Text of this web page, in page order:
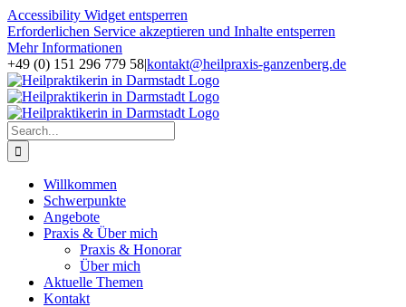
Accessibility Widget entsperren
Erforderlichen Service akzeptieren und Inhalte entsperren
Mehr Informationen
Skip
to
content
+49 (0) 151 296 779 58|kontakt@heilpraxis-ganzenberg.de
Facebook
Instagram
Search
for:
Willkommen
Schwerpunkte
Angebote
Praxis & Über mich
Praxis & Honorar
Über mich
Aktuelle Themen
Kontakt